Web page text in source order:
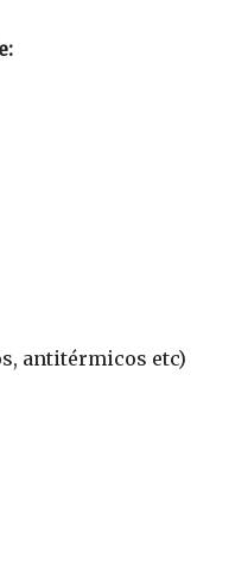
antitérmicos etc)